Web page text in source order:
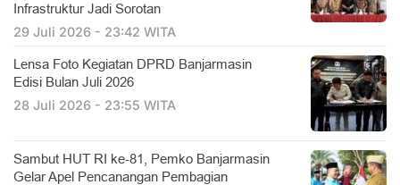
Infrastruktur Jadi Sorotan
29 Juli 2026 - 23:42 WITA
Lensa Foto Kegiatan DPRD Banjarmasin
Edisi Bulan Juli 2026
28 Juli 2026 - 23:55 WITA
Sambut HUT RI ke-81, Pemko Banjarmasin
Gelar Apel Pencanangan Pembagian